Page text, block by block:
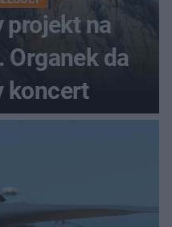
projekt na
Organek da
koncert